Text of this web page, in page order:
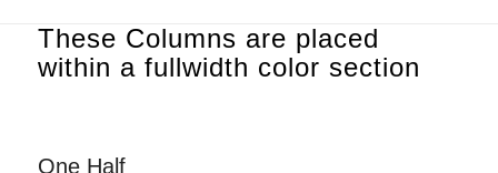
These Columns are placed
within a fullwidth color section
One Half